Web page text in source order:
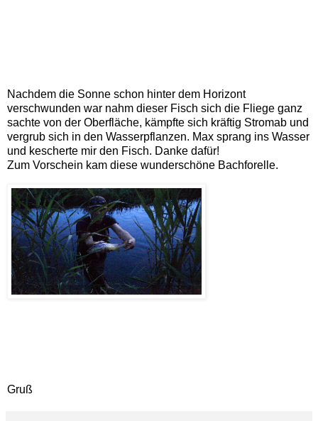
Nachdem die Sonne schon hinter dem Horizont
verschwunden war nahm dieser Fisch sich die Fliege ganz
sachte von der Oberfläche, kämpfte sich kräftig Stromab und
vergrub sich in den Wasserpflanzen. Max sprang ins Wasser
und kescherte mir den Fisch. Danke dafür!
Zum Vorschein kam diese wunderschöne Bachforelle.
Gruß